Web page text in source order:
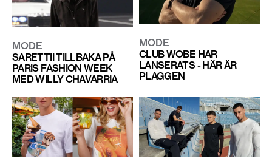
MODE
SARETTII TILLBAKA PÅ
PARIS FASHION WEEK
MED WILLY CHAVARRIA
MODE
CLUB WOBE HAR
LANSERATS - HÄR ÄR
PLAGGEN